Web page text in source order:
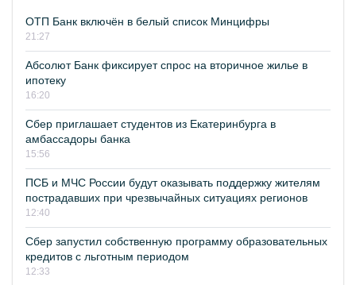
ОТП Банк включён в белый список Минцифры
21:27
Абсолют Банк фиксирует спрос на вторичное жилье в
ипотеку
16:20
Сбер приглашает студентов из Екатеринбурга в
амбассадоры банка
15:56
ПСБ и МЧС России будут оказывать поддержку жителям
пострадавших при чрезвычайных ситуациях регионов
12:40
Сбер запустил собственную программу образовательных
кредитов с льготным периодом
12:33